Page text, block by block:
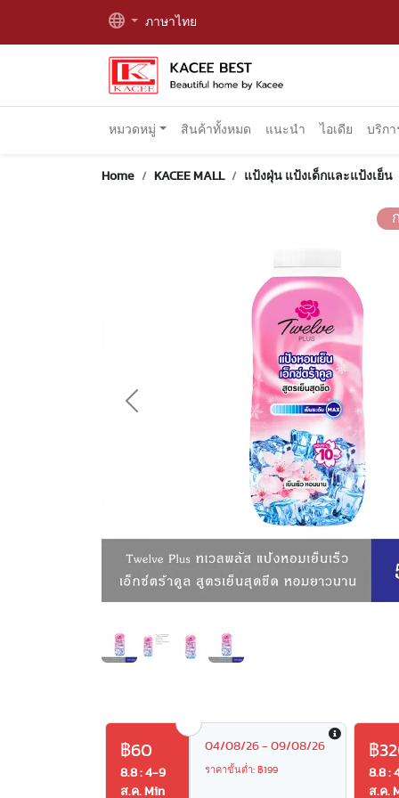
ภาษาไทย
หมวดหมู่ สินค้าทั้งหมด แนะนำ ไอเดีย บริก
Home KACEE MALL แป้งฝุ่น แป้งเด็กและแป้งเย็น
Previous
฿60
8.8 : 4-9
ส.ค. Min
04/08/26 - 09/08/26
ราคาขั้นต่ำ: ฿199
฿
8.8 :
ส.ค.